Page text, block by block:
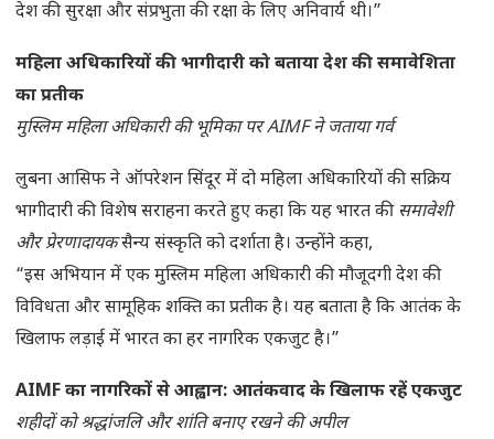
देश की सुरक्षा और संप्रभुता की रक्षा के लिए अनिवार्य थी।”
महिला अधिकारियों की भागीदारी को बताया देश की समावेशिता
का प्रतीक
मुस्लिम महिला अधिकारी की भूमिका पर AIMF ने जताया गर्व
लुबना आसिफ ने ऑपरेशन सिंदूर में दो महिला अधिकारियों की सक्रिय
भागीदारी की विशेष सराहना करते हुए कहा कि यह भारत की समावेशी
और प्रेरणादायकसैन्य संस्कृति को दर्शाता है। उन्होंने कहा,
“इस अभियान में एक मुस्लिम महिला अधिकारी की मौजूदगी देश की
विविधता और सामूहिक शक्ति का प्रतीक है। यह बताता है कि आतंक के
खिलाफ लड़ाई में भारत का हर नागरिक एकजुट है।”
AIMF का नागरिकों से आह्वान: आतंकवाद के खिलाफ रहें एकजुट
शहीदों को श्रद्धांजलि और शांति बनाए रखने की अपील